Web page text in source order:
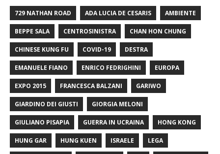
729 NATHAN ROAD ADA LUCIA DE CESARIS AMBIENTE
BEPPE SALA CENTROSINISTRA CHAN HON CHUNG
CHINESE KUNG FU COVID-19 DESTRA
EMANUELE FIANO ENRICO FEDRIGHINI EUROPA
EXPO 2015 FRANCESCA BALZANI GARIWO
GIARDINO DEI GIUSTI GIORGIA MELONI
GIULIANO PISAPIA GUERRA IN UCRAINA HONG KONG
HUNG GAR HUNG KUEN ISRAELE LEGA